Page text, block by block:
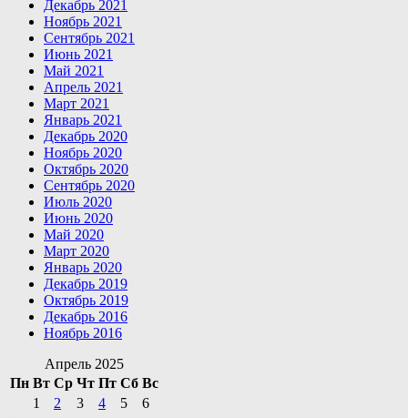
Декабрь 2021
Ноябрь 2021
Сентябрь 2021
Июнь 2021
Май 2021
Апрель 2021
Март 2021
Январь 2021
Декабрь 2020
Ноябрь 2020
Октябрь 2020
Сентябрь 2020
Июль 2020
Июнь 2020
Май 2020
Март 2020
Январь 2020
Декабрь 2019
Октябрь 2019
Декабрь 2016
Ноябрь 2016
Апрель 2025
Пн Вт Ср Чт Пт Сб Вс
1
2 3 4 5
6